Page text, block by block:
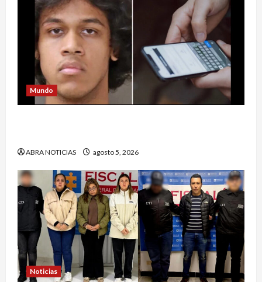
Mundo
ABRA NOTICIAS agosto 5, 2026
Noticias